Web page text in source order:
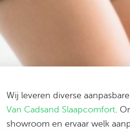
Wij leveren diverse
Van Cadsand Slaapcomfort.
showroom en ervaar welk